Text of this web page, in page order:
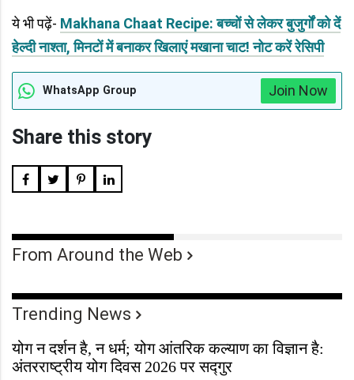
ये भी पढ़ें- Makhana Chaat Recipe: बच्चों से लेकर बुजुर्गों को दें
हेल्दी नाश्ता, मिनटों में बनाकर खिलाएं मखाना चाट! नोट करें रेसिपी
WhatsApp Group Join Now
Share this story
From Around the Web
Trending News
योग न दर्शन है, न धर्म; योग आंतरिक कल्याण का विज्ञान है:
अंतरराष्ट्रीय योग दिवस 2026 पर सद्गुर